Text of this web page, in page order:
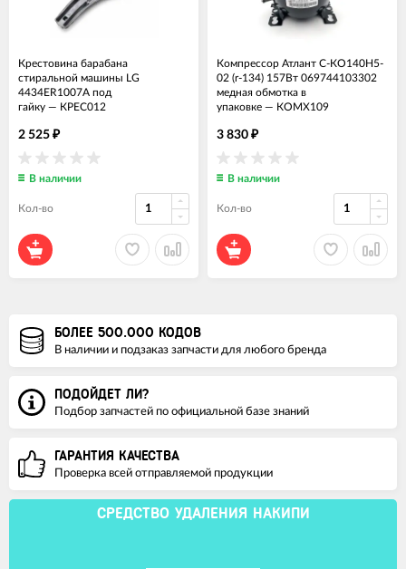
Крестовина барабана
стиральной машины LG
4434ER1007A под
гайку — КРЕС012
2 525 ₽
В наличии
Кол-во
Компрессор Атлант С-КО140Н5-
02 (r-134) 157Вт 069744103302
медная обмотка в
упаковке — КОМХ109
3 830 ₽
В наличии
Кол-во
БОЛЕЕ 500.000 КОДОВ
В наличии и подзаказ запчасти для любого бренда
ПОДОЙДЕТ ЛИ?
Подбор запчастей по официальной базе знаний
ГАРАНТИЯ КАЧЕСТВА
Проверка всей отправляемой продукции
СРЕДСТВО УДАЛЕНИЯ НАКИПИ